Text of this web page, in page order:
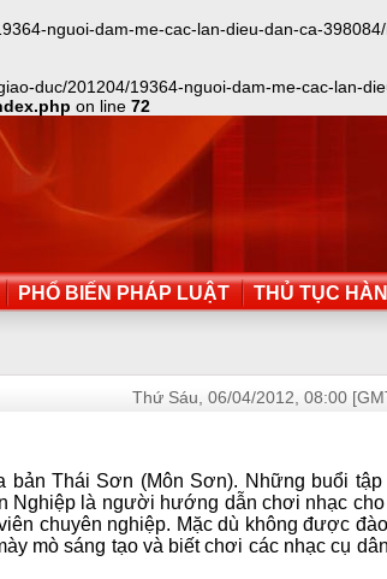
nguoi-dam-me-cac-lan-dieu-dan-ca-
duc/201204/19364-nguoi-dam-me-cac-lan-
on line 72
PHỔ BIẾN PHÁP LUẬT THỦ TỤC
Thứ Sáu, 06/04/2012, 08:00
Thái Sơn (Môn Sơn). Những buổi tập
Nghiệp là người hướng dẫn chơi nhạc
chuyên nghiệp. Mặc dù không được
mò sáng tạo và biết chơi các nhạc cụ